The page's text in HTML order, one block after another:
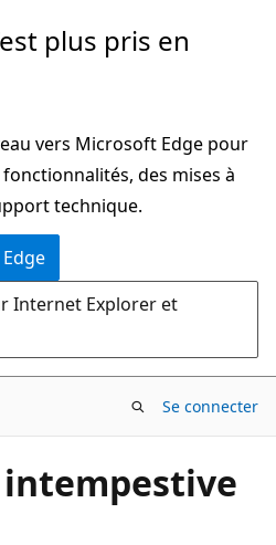
plus pris en
vers Microsoft Edge pour
des mises à
technique.
Internet Explorer et
Se connecter